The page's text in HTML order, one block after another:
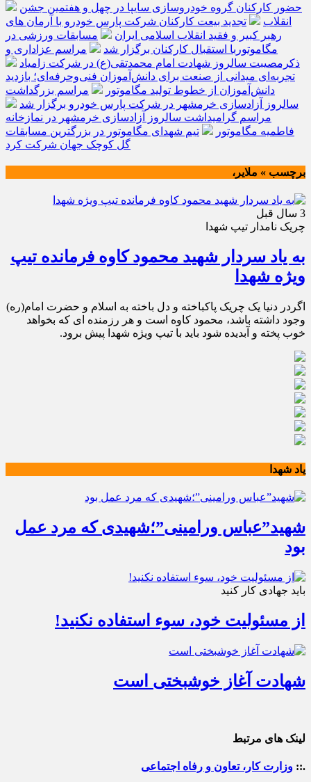
حضور کارکنان گروه خودروسازی سایپا در چهل و هفتمین جشن
انقلاب
تجدید بیعت کارکنان شرکت پارس خودرو با آرمان های
رهبر کبیر و فقید انقلاب اسلامی ایران
مسابقات ورزشی در
مگاموتوربا استقبال کارکنان برگزار شد
مراسم عزاداری و
ذکرمصیبت سالروز شهادت امام محمدتقی(ع) در شرکت زامیاد
تجربه‌ای میدانی از صنعت برای دانش‌آموزان فنی‌وحرفه‌ای؛ بازدید
دانش‌آموزان از خطوط تولید مگاموتور
مراسم بزرگداشت
سالروز آزادسازی خرمشهر در شرکت پارس خودرو برگزار شد
مراسم گرامیداشت سالروز آزادسازی خرمشهر در نمازخانه
فاطمیه مگاموتور
تیم شهدای مگاموتور در بزرگترین مسابقات
گل کوچک جهان شرکت کرد
برچسب » ملایر،
3 سال قبل
چریک نامدار تیپ شهدا
به یاد سردار شهید محمود کاوه فرمانده تیپ
ویژه شهدا
اگردر دنیا یک چریک پاکباخته و دل باخته به اسلام و حضرت امام(ره)
وجود داشته باشد، محمود کاوه است و هر رزمنده ای که بخواهد
خوب پخته و آبدیده شود باید با تیپ ویژه شهدا پیش برود.
یاد شهدا
شهید”عباس ورامینی”؛شهیدی که مرد عمل
بود
باید جهادی کار کنید
از مسئولیت خود، سوء استفاده نکنید!
شهادت آغاز خوشبختی است
لینک های مرتبط
.:: وزارت کار، تعاون و رفاه اجتماعی